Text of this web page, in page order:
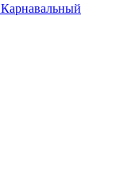
Карнавальный